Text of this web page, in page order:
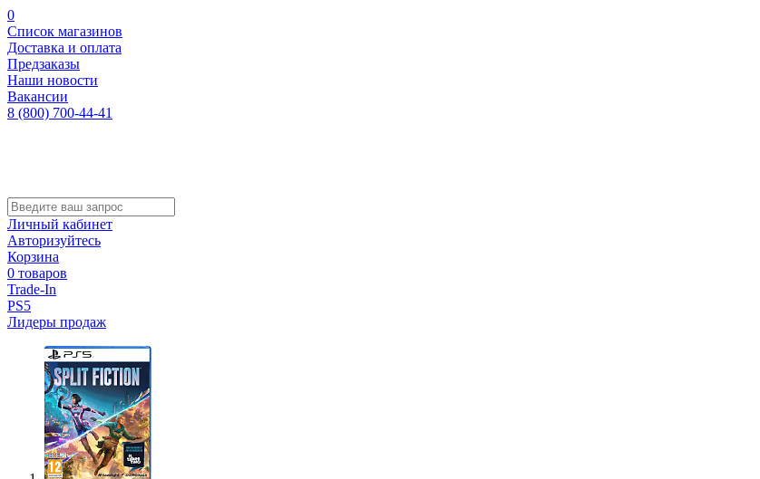
0
Список магазинов
Доставка и оплата
Предзаказы
Наши новости
Вакансии
8 (800) 700-44-41
Личный кабинет
Авторизуйтесь
Корзина
0 товаров
Trade-In
PS5
Лидеры продаж